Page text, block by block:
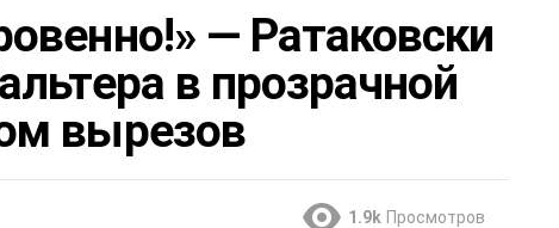
— Ратаковски
в прозрачной
вырезов
1.9k Просмотров